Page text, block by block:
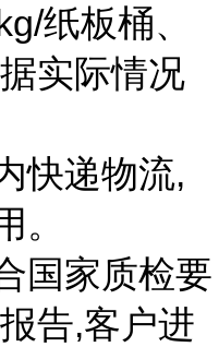
纸板桶、
实际情况
快递物流,
。
国家质检要
告,客户进